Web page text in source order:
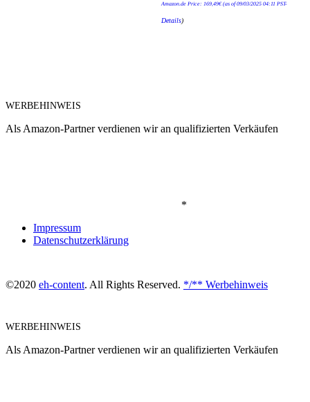
Amazon.de Price: 169,49€(as of 09/03/2025 04:11 PST-
Details)
WERBEHINWEIS
Als Amazon-Partner verdienen wir an qualifizierten Verkäufen
*
Impressum
Datenschutzerklärung
©2020 eh-content. All Rights Reserved. */** Werbehinweis
WERBEHINWEIS
Als Amazon-Partner verdienen wir an qualifizierten Verkäufen